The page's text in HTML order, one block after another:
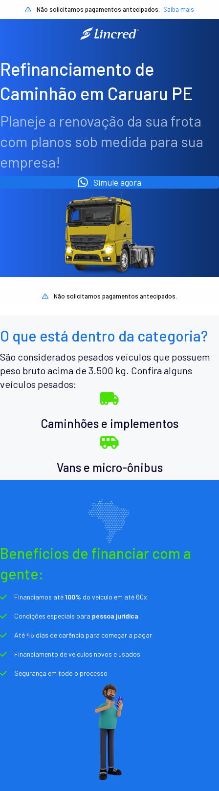
Não solicitamos pagamentos antecipados. Saiba mais
Refinanciamento de
Caminhão em Caruaru PE
Planeje a renovação da sua frota
com planos sob medida para sua
empresa!
Simule agora
Não solicitamos pagamentos antecipados.
O que está dentro da categoria?
São considerados pesados veículos que possuem
peso bruto acima de 3.500 kg. Confira alguns
veículos pesados:
Caminhões e implementos
Vans e micro-ônibus
Benefícios de financiar com a
gente:
Financiamos até100% do veículo em até 60x
Condições especiais para pessoa jurídica
Até 45 dias de carência para começar a pagar
Financiamento de veículos novos e usados
Segurança em todo o processo